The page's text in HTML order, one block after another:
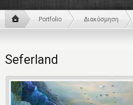
Portfolio Διακόσμηση
Seferland